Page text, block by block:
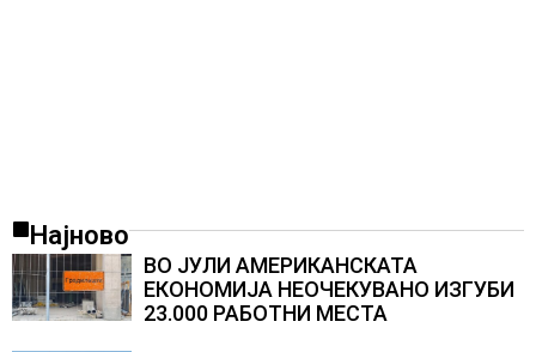
Најново
ВО ЈУЛИ АМЕРИКАНСКАТА
ЕКОНОМИЈА НЕОЧЕКУВАНО ИЗГУБИ
23.000 РАБОТНИ МЕСТА